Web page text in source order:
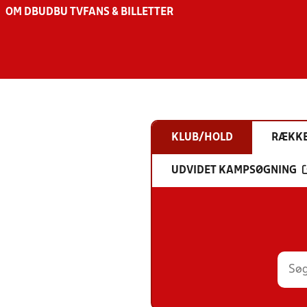
OM DBU DBU TV FANS & BILLETTER
KLUB/HOLD
UDVIDET KAMPSØGNING